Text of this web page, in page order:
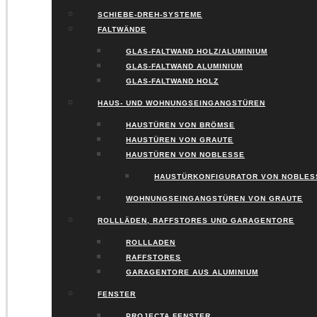
SCHIEBE-DREH-SYSTEME
FALTWÄNDE
GLAS-FALTWAND HOLZ/ALUMINIUM
GLAS-FALTWAND ALUMINIUM
GLAS-FALTWAND HOLZ
HAUS- UND WOHNUNGSEINGANGSTÜREN
HAUSTÜREN VON BRÖMSE
HAUSTÜREN VON GRAUTE
HAUSTÜREN VON NOBLESSE
HAUSTÜRKONFIGURATOR VON
WOHNUNGSEINGANGSTÜREN VON GRAUTE
ROLLLÄDEN, RAFFSTORES UND GARAGENTORE
ROLLLADEN
RAFFSTORES
GARAGENTORE AUS ALUMINIUM
FENSTER